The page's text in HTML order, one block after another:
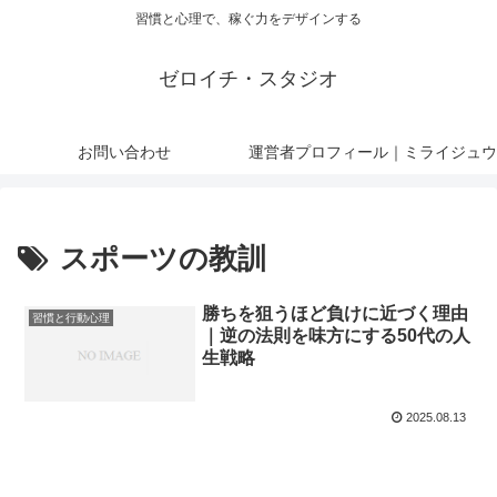
習慣と心理で、稼ぐ力をデザインする
ゼロイチ・スタジオ
お問い合わせ 運営者プロフィール｜ミライジュウ
スポーツの教訓
習慣と行動心理
勝ちを狙うほど負けに近づく理由
｜逆の法則を味方にする50代の人
生戦略
2025.08.13